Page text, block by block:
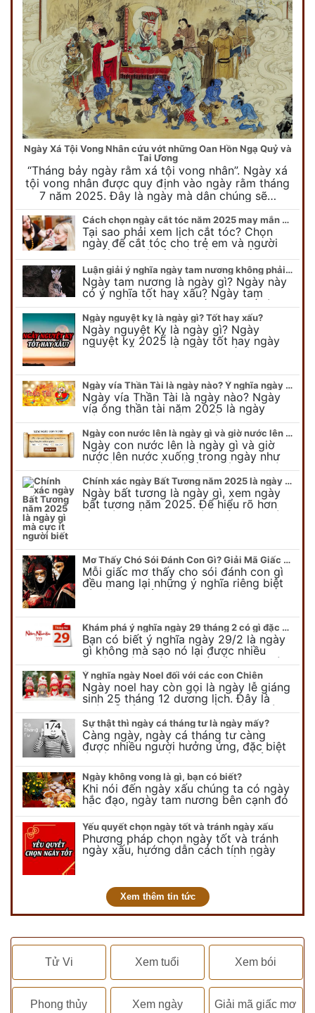
Ngày Xá Tội Vong Nhân cứu vớt những Oan Hồn Ngạ Quỷ và
Tai Ương
“Tháng bảy ngày rằm xá tội vong nhân”. Ngày xá
tội vong nhân được quy định vào ngày rằm tháng
7 năm 2025. Đây là ngày mà dân chúng sẽ…
Cách chọn ngày cắt tóc năm 2025 may mắn cho cả trẻ em và người lớn
Tại sao phải xem lịch cắt tóc? Chọn
ngày để cắt tóc cho trẻ em và người
lớn cần lưu ý điều gì để gặp nhiều may
mắn ? Khi…
Luận giải ý nghĩa ngày tam nương không phải ai cũng biết
Ngày tam nương là ngày gì? Ngày này
có ý nghĩa tốt hay xấu? Ngày tam
nương sát có nguồn gốc như thế nào?
Cần kiêng kỵ điều gì khi…
Ngày nguyệt kỵ là ngày gì? Tốt hay xấu?
Ngày nguyệt Kỵ là ngày gì? Ngày
nguyệt kỵ 2025 là ngày tốt hay ngày
xấu, xem ngay để biết chi tiết ý nghĩa
Ngày vía Thần Tài là ngày nào? Ý nghĩa ngày vía Thần Tài năm 2025
Ngày vía Thần Tài là ngày nào? Ngày
vía ông thần tài năm 2025 là ngày
mùng 10 âm lịch hàng tháng. Tại sao
trong ngày này, tất cả mọi…
Ngày con nước lên là ngày gì và giờ nước lên nước xuống trong ngày?
Ngày con nước lên là ngày gì và giờ
nước lên nước xuống trong ngày như
thế nào? Có điều gì cần chú ý về ngày
con nước lên? Đừng…
Chính xác ngày Bất Tương năm 2025 là ngày gì mà cực ít người biết
Ngày bất tương là ngày gì, xem ngày
bất tương năm 2025. Để hiểu rõ hơn
về ngày bất tương, ngày bất tương là
Mơ Thấy Chó Sói Đánh Con Gì? Giải Mã Giấc Mơ Bí Ẩn
Mỗi giấc mơ thấy cho sói đánh con gì
đều mang lại những ý nghĩa riêng biệt
và có thể phản ánh tâm trạng, suy nghĩ
Khám phá ý nghĩa ngày 29 tháng 2 có gì đặc biệt?
Bạn có biết ý nghĩa ngày 29/2 là ngày
gì không mà sao nó lại được nhiều
người chú ý đến vậy. Tất cả mọi người
đều cho rằng đây…
Ý nghĩa ngày Noel đối với các con Chiên
Ngày noel hay còn gọi là ngày lễ giáng
sinh 25 tháng 12 dương lịch. Đây là
ngày lễ của bên thiên chúa giáo, ngày
lễ thiên chúa giáng sinh,…
Sự thật thì ngày cá tháng tư là ngày mấy?
Càng ngày, ngày cá tháng tư càng
được nhiều người hưởng ứng, đặc biệt
là các bạn trẻ bởi họ sẽ nghĩ ra đủ trò
vui chơi, tinh nghịch, hài…
Ngày không vong là gì, bạn có biết?
Khi nói đến ngày xấu chúng ta có ngày
hắc đạo, ngày tam nương bên cạnh đó
còn có ngày không vong. Tuy nhiên khi
nói đến ngày không vong…
Yếu quyết chọn ngày tốt và tránh ngày xấu
Phương pháp chọn ngày tốt và tránh
ngày xấu, hướng dẫn cách tính ngày
tốt, ngày xấu trong tháng để tiến hành
Xem thêm tin tức
Tử Vi Xem tuổi Xem bói
Phong thủy Xem ngày Giải mã giấc mơ